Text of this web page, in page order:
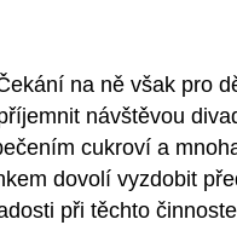
na ně však pro
návštěvou
cukroví a
dovolí vyzdobit
při těchto